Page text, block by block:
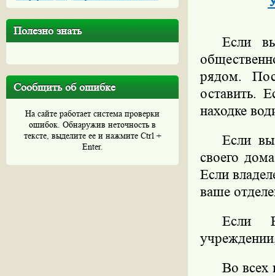
Полезно знать
Сообщить об ошибке
На сайте работает система проверки
ошибок. Обнаружив неточность в
тексте, выделите ее и нажмите Ctrl +
Enter.
Если
рядом.
оставить.
находке
Если
своего
Если
ваше
Если
Во всех